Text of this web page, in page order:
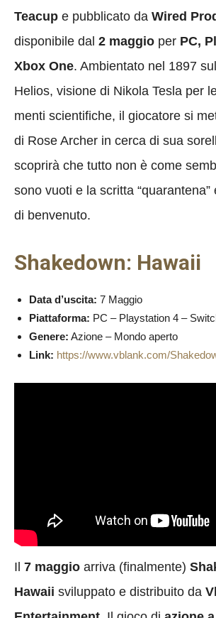
Teacup e pubblicato da Wired
disponibile dal 2 maggio per PC,
Xbox One. Ambientato nel 1897
Helios, visione di Nikola Tesla per
menti scientifiche, il giocatore si
di Rose Archer in cerca di sua
scoprirà che tutto non è come
sono vuoti e la scritta “quarantena”
di benvenuto.
Shakedown: Hawaii
Data d’uscita: 7 Maggio
Piattaforma: PC – Playstation 4 –
Genere: Azione – Mondo aperto
Link: https://www.vblank.com/
Il 7 maggio arriva (finalmente)
Hawaii sviluppato e distribuito da